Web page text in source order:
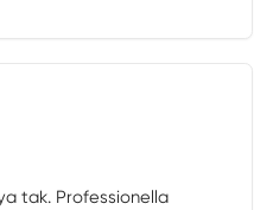
tak. Professionella